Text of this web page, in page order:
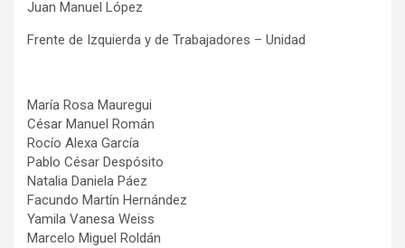
Juan Manuel López
Frente de Izquierda y de Trabajadores – Unidad
María Rosa Mauregui
César Manuel Román
Rocío Alexa García
Pablo César Despósito
Natalia Daniela Páez
Facundo Martín Hernández
Yamila Vanesa Weiss
Marcelo Miguel Roldán